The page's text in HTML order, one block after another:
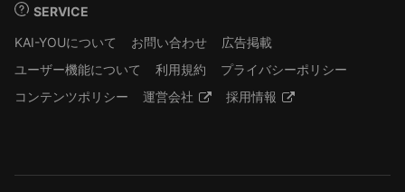
SERVICE
KAI-YOUについて
お問い合わせ
広告掲載
ユーザー機能について
利用規約
プライバシーポリシー
コンテンツポリシー
運営会社 採用情報